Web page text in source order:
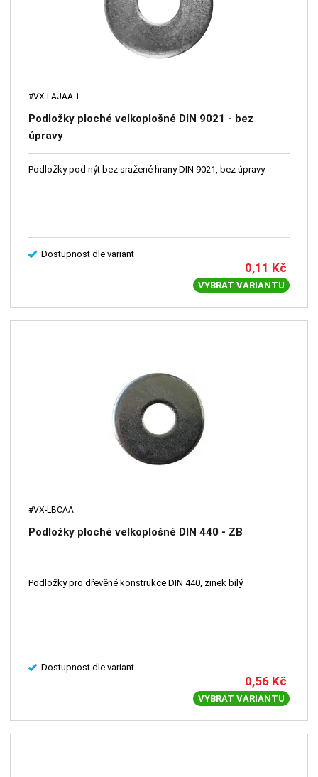
#VX-LAJAA-1
Podložky ploché velkoplošné DIN 9021 - bez
úpravy
Podložky pod nýt bez sražené hrany DIN 9021, bez úpravy
Dostupnost dle variant
0,11 Kč
VYBRAT VARIANTU
#VX-LBCAA
Podložky ploché velkoplošné DIN 440 - ZB
Podložky pro dřevěné konstrukce DIN 440, zinek bílý
Dostupnost dle variant
0,56 Kč
VYBRAT VARIANTU